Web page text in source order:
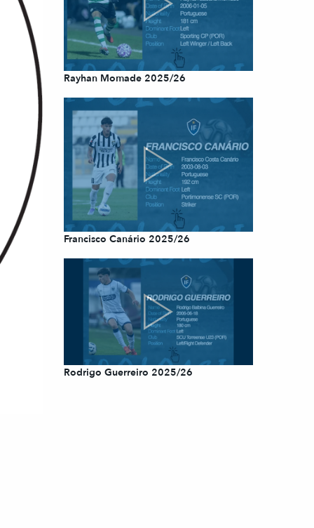
Rayhan Momade 2025/26
Francisco Canário 2025/26
Rodrigo Guerreiro 2025/26